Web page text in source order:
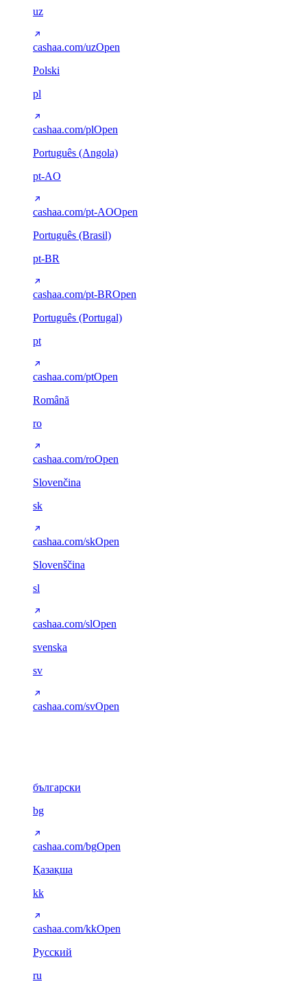
uz
cashaa.com/uzOpen
Polski
pl
cashaa.com/plOpen
Português (Angola)
pt-AO
cashaa.com/pt-AOOpen
Português (Brasil)
pt-BR
cashaa.com/pt-BROpen
Português (Portugal)
pt
cashaa.com/ptOpen
Română
ro
cashaa.com/roOpen
Slovenčina
sk
cashaa.com/skOpen
Slovenščina
sl
cashaa.com/slOpen
svenska
sv
cashaa.com/svOpen
български
bg
cashaa.com/bgOpen
Қазақша
kk
cashaa.com/kkOpen
Русский
ru